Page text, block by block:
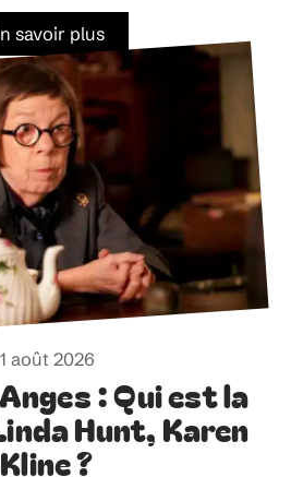
savoir plus
1 août 2026
: Qui est la
Hunt, Karen
Kline ?